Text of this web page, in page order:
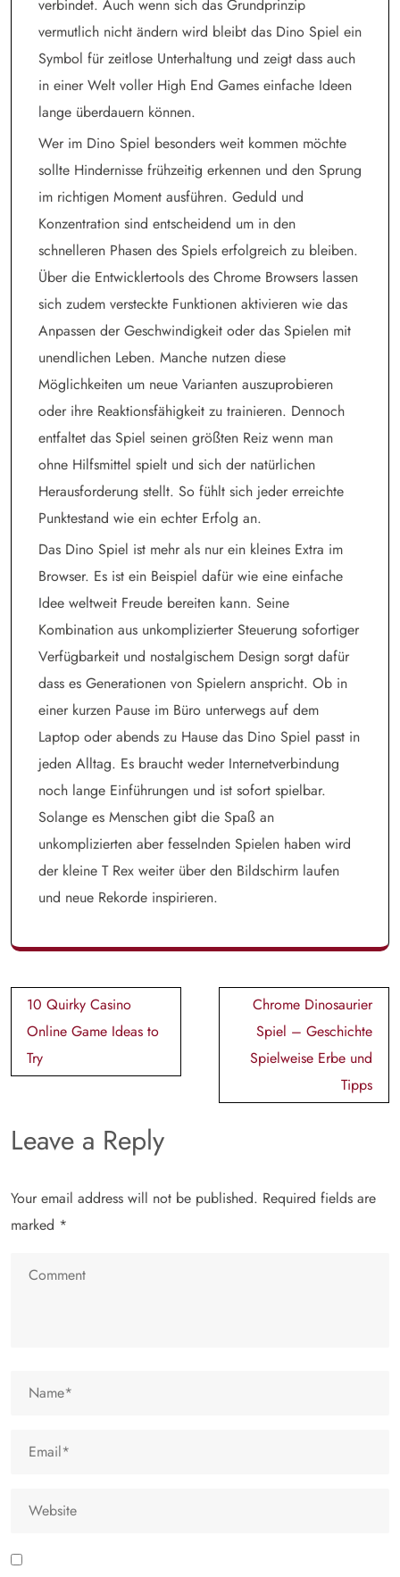
verbindet. Auch wenn sich das Grundprinzip
vermutlich nicht ändern wird bleibt das Dino Spiel ein
Symbol für zeitlose Unterhaltung und zeigt dass auch
in einer Welt voller High End Games einfache Ideen
lange überdauern können.
Wer im Dino Spiel besonders weit kommen möchte
sollte Hindernisse frühzeitig erkennen und den Sprung
im richtigen Moment ausführen. Geduld und
Konzentration sind entscheidend um in den
schnelleren Phasen des Spiels erfolgreich zu bleiben.
Über die Entwicklertools des Chrome Browsers lassen
sich zudem versteckte Funktionen aktivieren wie das
Anpassen der Geschwindigkeit oder das Spielen mit
unendlichen Leben. Manche nutzen diese
Möglichkeiten um neue Varianten auszuprobieren
oder ihre Reaktionsfähigkeit zu trainieren. Dennoch
entfaltet das Spiel seinen größten Reiz wenn man
ohne Hilfsmittel spielt und sich der natürlichen
Herausforderung stellt. So fühlt sich jeder erreichte
Punktestand wie ein echter Erfolg an.
Das Dino Spiel ist mehr als nur ein kleines Extra im
Browser. Es ist ein Beispiel dafür wie eine einfache
Idee weltweit Freude bereiten kann. Seine
Kombination aus unkomplizierter Steuerung sofortiger
Verfügbarkeit und nostalgischem Design sorgt dafür
dass es Generationen von Spielern anspricht. Ob in
einer kurzen Pause im Büro unterwegs auf dem
Laptop oder abends zu Hause das Dino Spiel passt in
jeden Alltag. Es braucht weder Internetverbindung
noch lange Einführungen und ist sofort spielbar.
Solange es Menschen gibt die Spaß an
unkomplizierten aber fesselnden Spielen haben wird
der kleine T Rex weiter über den Bildschirm laufen
und neue Rekorde inspirieren.
Post
navigation
10 Quirky Casino
Online Game Ideas to
Try
Chrome Dinosaurier
Spiel – Geschichte
Spielweise Erbe und
Tipps
Leave a Reply
Your email address will not be published. Required fields are
marked *